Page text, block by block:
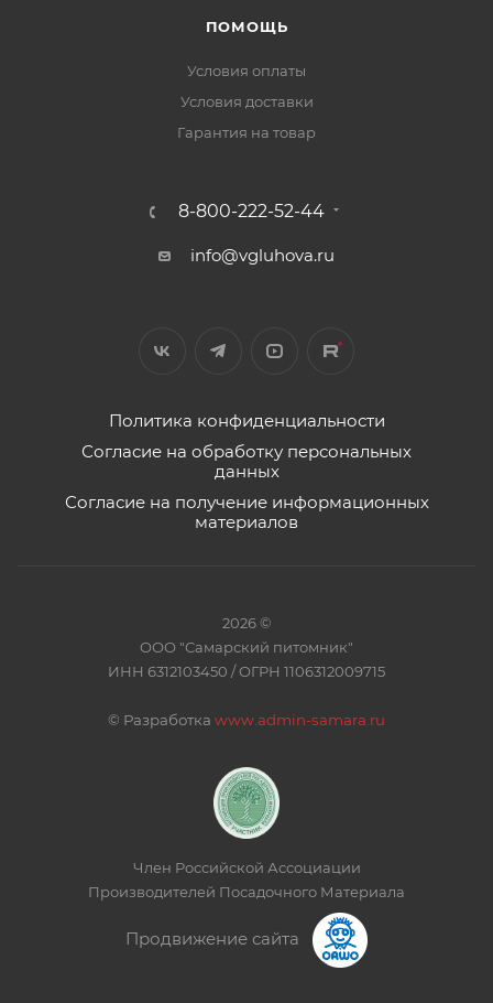
ПОМОЩЬ
Условия оплаты
Условия доставки
Гарантия на товар
8-800-222-52-44
info@vgluhova.ru
Политика конфиденциальности
Согласие на обработку персональных
данных
Согласие на получение информационных
материалов
2026 ©
ООО "Самарский питомник"
ИНН 6312103450 / ОГРН 1106312009715
© Разработка www.admin-samara.ru
Член Российской Ассоциации
Производителей Посадочного Материала
Продвижение сайта